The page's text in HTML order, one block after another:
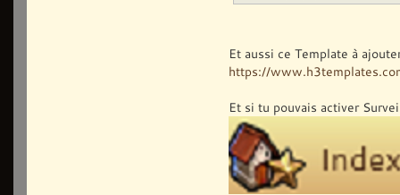
Et aussi ce Template à
https://
Et si tu pouvais activer